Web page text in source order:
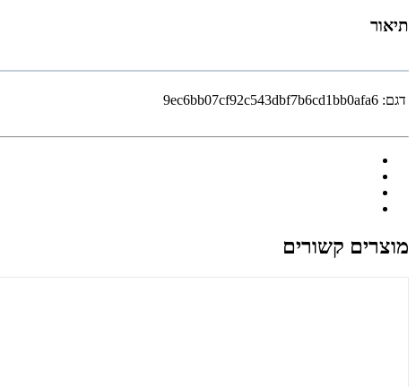
תיאור
דגם: 9ec6bb07cf92c543dbf7b6cd1bb0afa6
מוצרים קשורים